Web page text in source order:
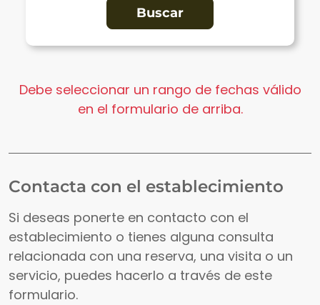
Debe seleccionar un rango de fechas válido
en el formulario de arriba.
Contacta con el establecimiento
Si deseas ponerte en contacto con el
establecimiento o tienes alguna consulta
relacionada con una reserva, una visita o un
servicio, puedes hacerlo a través de este
formulario.